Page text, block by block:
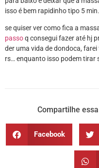
isso é bem rapidinho tipo 5
se quiser ver como fica a
passoq consegui fazer até hj
der uma vida de dondoca,
rs… enquanto isso podem tirar
Compartilhe
Facebook